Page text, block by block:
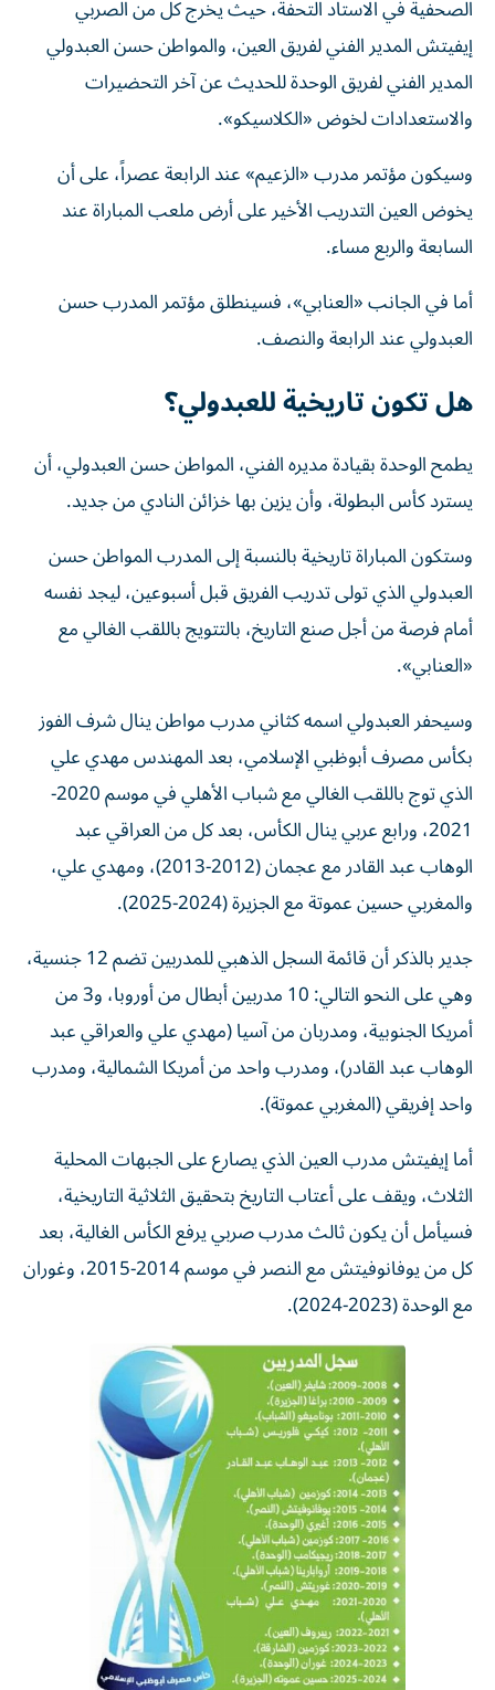
الصحفية في الاستاد التحفة، حيث يخرج كل من الصربي
إيفيتش المدير الفني لفريق العين، والمواطن حسن العبدولي
المدير الفني لفريق الوحدة للحديث عن آخر التحضيرات
والاستعدادات لخوض «الكلاسيكو».
وسيكون مؤتمر مدرب «الزعيم» عند الرابعة عصراً، على أن
يخوض العين التدريب الأخير على أرض ملعب المباراة عند
السابعة والربع مساء.
أما في الجانب «العنابي»، فسينطلق مؤتمر المدرب حسن
العبدولي عند الرابعة والنصف.
هل تكون تاريخية للعبدولي؟
يطمح الوحدة بقيادة مديره الفني، المواطن حسن العبدولي، أن
يسترد كأس البطولة، وأن يزين بها خزائن النادي من جديد.
وستكون المباراة تاريخية بالنسبة إلى المدرب المواطن حسن
العبدولي الذي تولى تدريب الفريق قبل أسبوعين، ليجد نفسه
أمام فرصة من أجل صنع التاريخ، بالتتويج باللقب الغالي مع
«العنابي».
وسيحفر العبدولي اسمه كثاني مدرب مواطن ينال شرف الفوز
بكأس مصرف أبوظبي الإسلامي، بعد المهندس مهدي علي
الذي توج باللقب الغالي مع شباب الأهلي في موسم 2020-
2021، ورابع عربي ينال الكأس، بعد كل من العراقي عبد
الوهاب عبد القادر مع عجمان (2012-2013)، ومهدي علي،
والمغربي حسين عموتة مع الجزيرة (2024-2025).
جدير بالذكر أن قائمة السجل الذهبي للمدربين تضم 12 جنسية،
وهي على النحو التالي: 10 مدربين أبطال من أوروبا، و3 من
أمريكا الجنوبية، ومدربان من آسيا (مهدي علي والعراقي عبد
الوهاب عبد القادر)، ومدرب واحد من أمريكا الشمالية، ومدرب
واحد إفريقي (المغربي عموتة).
أما إيفيتش مدرب العين الذي يصارع على الجبهات المحلية
الثلاث، ويقف على أعتاب التاريخ بتحقيق الثلاثية التاريخية،
فسيأمل أن يكون ثالث مدرب صربي يرفع الكأس الغالية، بعد
كل من يوفانوفيتش مع النصر في موسم 2014-2015، وغوران
مع الوحدة (2023-2024).